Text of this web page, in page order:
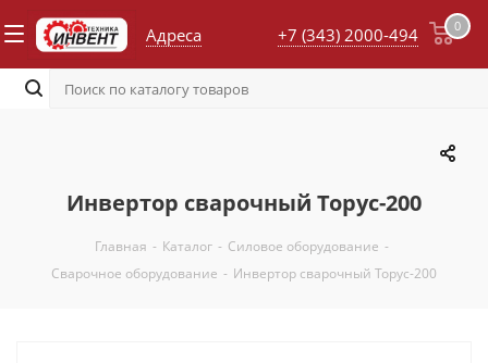
Адреса 0
+7 (343) 2000-494
Инвертор сварочный Торус-200
Главная - Каталог - Силовое оборудование -
Сварочное оборудование - Инвертор сварочный Торус-200